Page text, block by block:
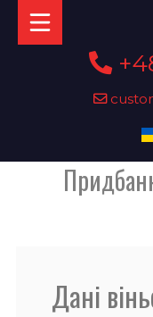
Дані